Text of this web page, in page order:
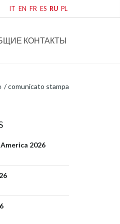
IT EN FR ES RU PL
КОНТАКТЫ
comunicato stampa
2026